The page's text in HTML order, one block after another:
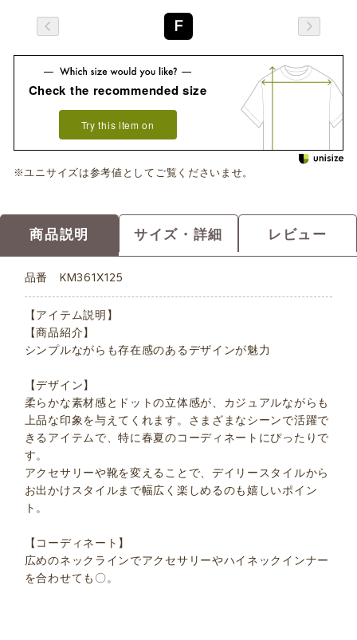
F
Check the recommended size
Try this item on
※ユニサイズは参考値としてご覧くださいませ。
商品説明 サイズ・詳細 レビュー
品番 KM361X125
【アイテム説明】
【商品紹介】
シンプルながらも存在感のあるデザインが魅力
【デザイン】
柔らかな素材感とドットの立体感が、カジュアルながらも
上品な印象を与えてくれます。さまざまなシーンで活躍で
きるアイテムで、特に春夏のコーディネートにぴったりで
す。
アクセサリーや靴を変えることで、デイリースタイルから
お出かけスタイルまで幅広く楽しめるのも嬉しいポイン
ト。
【コーディネート】
広めのネックラインでアクセサリーやハイネックインナー
を合わせても〇。